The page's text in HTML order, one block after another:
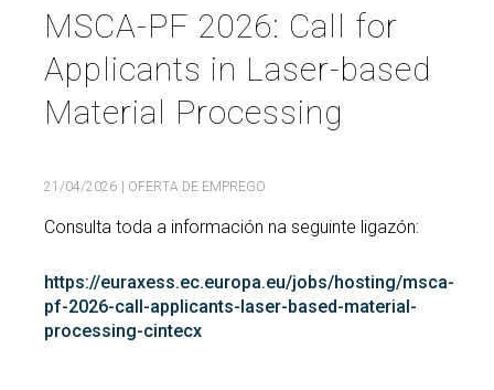
Servizos
Ciencia e sociedade
Comunicación
ES EN Search
BuscarBUSCAR
TwitterInstagramYoutubeLinkedin
MSCA-PF 2026: Call for
Applicants in Laser-based
Material Processing
21/04/2026 | OFERTA DE EMPREGO
Consulta toda a información na seguinte ligazón:
https://euraxess.ec.europa.eu/jobs/hosting/msca-
pf-2026-call-applicants-laser-based-material-
processing-cintecx